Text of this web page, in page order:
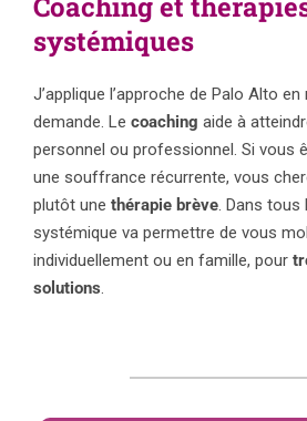
systémiques
J’applique l’approche de Palo Alto
demande. Le coaching aide à
personnel ou professionnel. Si vous
une souffrance récurrente, vous
plutôt une thérapie brève. Dans tous
systémique va permettre de vous
individuellement ou en famille, pour
solutions.